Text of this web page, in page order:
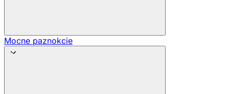
Mocne paznokcie